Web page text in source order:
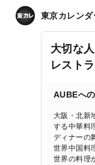
東京カレン
大切な
レスト
AUBEへ
大阪・北新
する中華料
ディナーの
世界中国料
世界の料理